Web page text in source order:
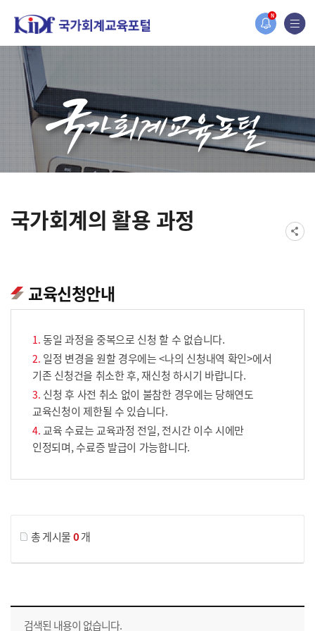
N
홈페이지가 새롭게 개편되었습니다.
한국조세재정연구원홈페이지가 새롭게 개설되었습니다.
국가회계의 활용 과정
교육신청안내
동일 과정을 중복으로 신청 할 수 없습니다.
일정 변경을 원할 경우에는 <나의 신청내역 확인>에서
기존 신청건을 취소한 후, 재신청 하시기 바랍니다.
신청 후 사전 취소 없이 불참한 경우에는 당해연도
교육신청이 제한될 수 있습니다.
교육 수료는 교육과정 전일, 전시간 이수 시에만
인정되며, 수료증 발급이 가능합니다.
총 게시물0개
교육신청 목록을 나타낸 표로 회차, 지역, 접수기간, 교육기간, 교육장소, 신청인원/모집인원, 상태로 나뉘어 설명합니다.
검색된 내용이 없습니다.